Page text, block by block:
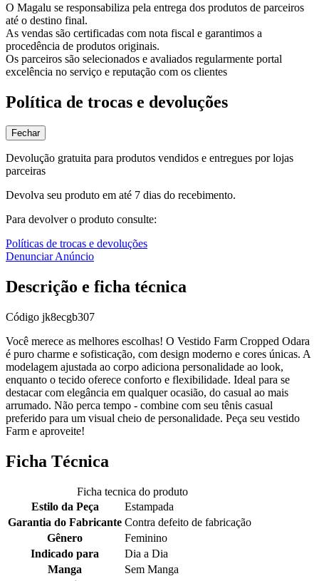
O Magalu se responsabiliza pela entrega dos produtos de parceiros
até o destino final.
As vendas são certificadas com nota fiscal e garantimos a
procedência de produtos originais.
Os parceiros são selecionados e avaliados regularmente portal
excelência no serviço e reputação com os clientes
Política de trocas e devoluções
Fechar
Devolução gratuita para produtos vendidos e entregues por lojas
parceiras
Devolva seu produto em até 7 dias do recebimento.
Para devolver o produto consulte:
Políticas de trocas e devoluções
Denunciar Anúncio
Descrição e ficha técnica
Código jk8ecgb307
Você merece as melhores escolhas! O Vestido Farm Cropped Odara
é puro charme e sofisticação, com design moderno e cores únicas. A
modelagem ajustada ao corpo adiciona personalidade ao look,
enquanto o tecido oferece conforto e flexibilidade. Ideal para se
destacar com elegância em qualquer ocasião, do casual ao mais
arrumado. Não perca tempo - combine com seu tênis casual
preferido para um visual cheio de personalidade. Peça seu vestido
Farm e aproveite!
Ficha Técnica
Ficha tecnica do produto
Estilo da Peça
Estampada
Garantia do Fabricante Contra defeito de fabricação
Gênero
Feminino
Indicado para
Dia a Dia
Manga
Sem Manga